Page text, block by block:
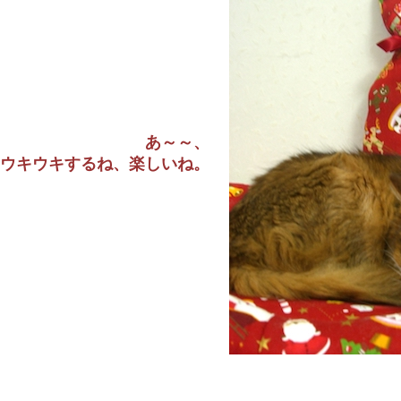
あ～～、
ウキウキするね、楽しいね。